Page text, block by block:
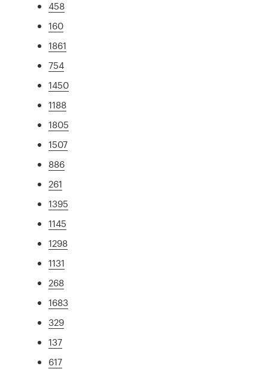
458
160
1861
754
1450
1188
1805
1507
886
261
1395
1145
1298
1131
268
1683
329
137
617